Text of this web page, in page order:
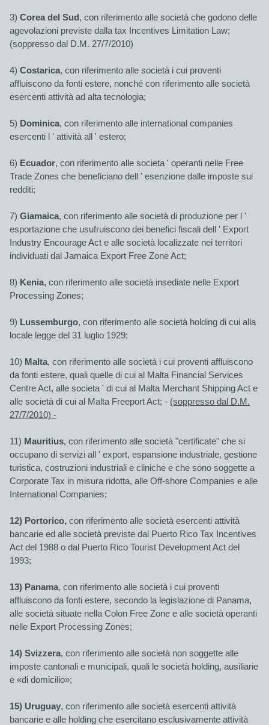
3) Corea del Sud, con riferimento alle società che godono delle
agevolazioni previste dalla tax Incentives Limitation Law;
(soppresso dal D.M. 27/7/2010)
4) Costarica, con riferimento alle società i cui proventi
affluiscono da fonti estere, nonché con riferimento alle società
esercenti attività ad alta tecnologia;
5) Dominica, con riferimento alle international companies
esercenti l ' attività all ' estero;
6) Ecuador, con riferimento alle societa ' operanti nelle Free
Trade Zones che beneficiano dell ' esenzione dalle imposte sui
redditi;
7) Giamaica, con riferimento alle società di produzione per l '
esportazione che usufruiscono dei benefici fiscali dell ' Export
Industry Encourage Act e alle società localizzate nei territori
individuati dal Jamaica Export Free Zone Act;
8) Kenia, con riferimento alle società insediate nelle Export
Processing Zones;
9) Lussemburgo, con riferimento alle società holding di cui alla
locale legge del 31 luglio 1929;
10) Malta, con riferimento alle società i cui proventi affluiscono
da fonti estere, quali quelle di cui al Malta Financial Services
Centre Act, alle societa ' di cui al Malta Merchant Shipping Act e
alle società di cui al Malta Freeport Act; - (soppresso dal D.M.
27/7/2010) -
11) Mauritius, con riferimento alle società "certificate" che si
occupano di servizi all ' export, espansione industriale, gestione
turistica, costruzioni industriali e cliniche e che sono soggette a
Corporate Tax in misura ridotta, alle Off-shore Companies e alle
International Companies;
12) Portorico, con riferimento alle società esercenti attività
bancarie ed alle società previste dal Puerto Rico Tax Incentives
Act del 1988 o dal Puerto Rico Tourist Development Act del
1993;
13) Panama, con riferimento alle società i cui proventi
affluiscono da fonti estere, secondo la legislazione di Panama,
alle società situate nella Colon Free Zone e alle società operanti
nelle Export Processing Zones;
14) Svizzera, con riferimento alle società non soggette alle
imposte cantonali e municipali, quali le società holding, ausiliarie
e «di domicilio»;
15) Uruguay, con riferimento alle società esercenti attività
bancarie e alle holding che esercitano esclusivamente attività